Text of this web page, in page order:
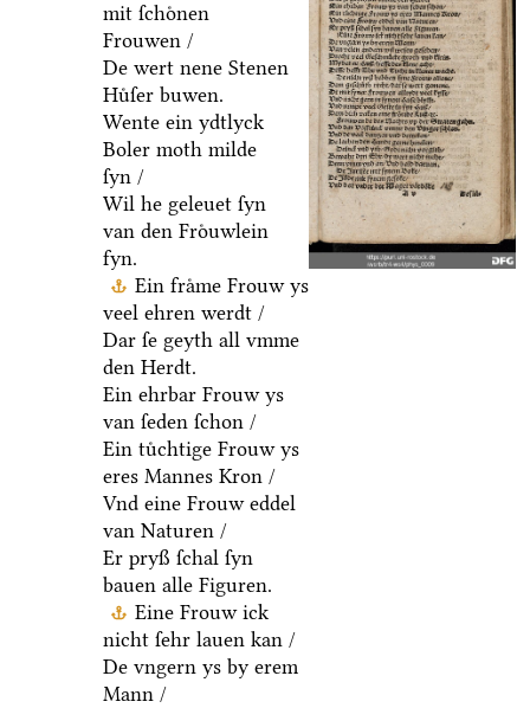
mit ſchoͤnen
Frouwen /
De wert nene Stenen
Huͤſer buwen.
Wente ein ydtlyck
Boler moth milde
ſyn /
Wil he geleuet ſyn
van den Froͤuwlein
fyn.
Ein fraͤme Frouw ys
veel ehren werdt /
Dar ſe geyth all vmme
den Herdt.
Ein ehrbar Frouw ys
van ſeden ſchon /
Ein tuͤchtige Frouw ys
eres Mannes Kron /
Vnd eine Frouw eddel
van Naturen /
Er pryß ſchal ſyn
bauen alle Figuren.
Eine Frouw ick
nicht ſehr lauen kan /
De vngern ys by erem
Mann /